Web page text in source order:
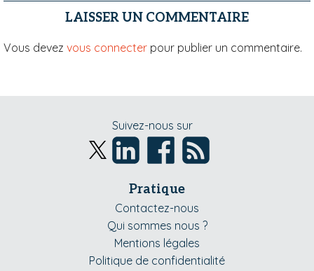
LAISSER UN COMMENTAIRE
Vous devez vous connecter pour publier un commentaire.
Suivez-nous sur
Pratique
Contactez-nous
Qui sommes nous ?
Mentions légales
Politique de confidentialité